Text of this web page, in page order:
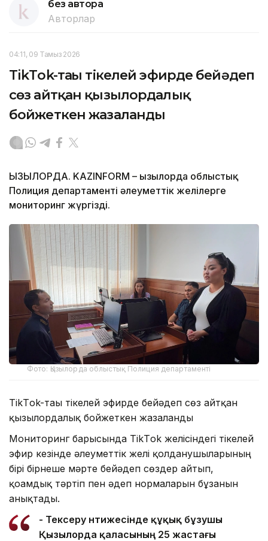
без автора
Авторлар
04:11, 09 Тамыз 2026
TikТok-тағы тікелей эфирде бейәдеп
сөз айтқан қызылордалық
бойжеткен жазаланды
ҚЫЗЫЛОРДА. KAZINFORM – Қызылорда облыстық
Полиция департаменті әлеуметтік желілерге
мониторинг жүргізді.
Фото: Қызылорда облыстық Полиция департаменті
TikТok-тағы тікелей эфирде бейәдеп сөз айтқан
қызылордалық бойжеткен жазаланды
Мониторинг барысында TikТok желісіндегі тікелей
эфир кезінде әлеуметтік желі қолданушыларының
бірі бірнеше мәрте бейәдеп сөздер айтып,
қоғамдық тәртіп пен әдеп нормаларын бұзғанын
анықтады.
- Тексеру нәтижесінде құқық бұзушы
Қызылорда қаласының 25 жастағы